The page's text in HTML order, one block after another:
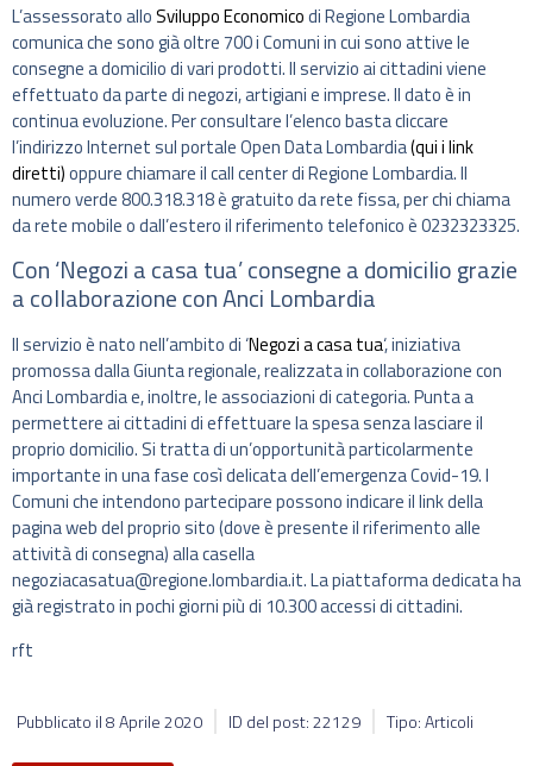
L’assessorato alloSviluppo Economicodi Regione Lombardia
comunica che sono già oltre 700 i Comuni in cui sono attive le
consegne a domicilio di vari prodotti. Il servizio ai cittadini viene
effettuato da parte di negozi, artigiani e imprese. Il dato è in
continua evoluzione. Per consultare l’elenco basta cliccare
l’indirizzo Internet sul portale Open Data Lombardia(qui i link
diretti)oppure chiamare il call center di Regione Lombardia. Il
numero verde 800.318.318 è gratuito da rete fissa, per chi chiama
da rete mobile o dall’estero il riferimento telefonico è 0232323325.
Con ‘Negozi a casa tua’ consegne a domicilio grazie
a collaborazione con Anci Lombardia
Il servizio è nato nell’ambito di ‘Negozi a casa tua‘, iniziativa
promossa dalla Giunta regionale, realizzata in collaborazione con
Anci Lombardia e, inoltre, le associazioni di categoria. Punta a
permettere ai cittadini di effettuare la spesa senza lasciare il
proprio domicilio. Si tratta di un’opportunità particolarmente
importante in una fase così delicata dell’emergenza Covid-19. I
Comuni che intendono partecipare possono indicare il link della
pagina web del proprio sito (dove è presente il riferimento alle
attività di consegna) alla casella
negoziacasatua@regione.lombardia.it. La piattaforma dedicata ha
già registrato in pochi giorni più di 10.300 accessi di cittadini.
rft
Pubblicato il8 Aprile 2020 ID del post: 22129 Tipo: Articoli